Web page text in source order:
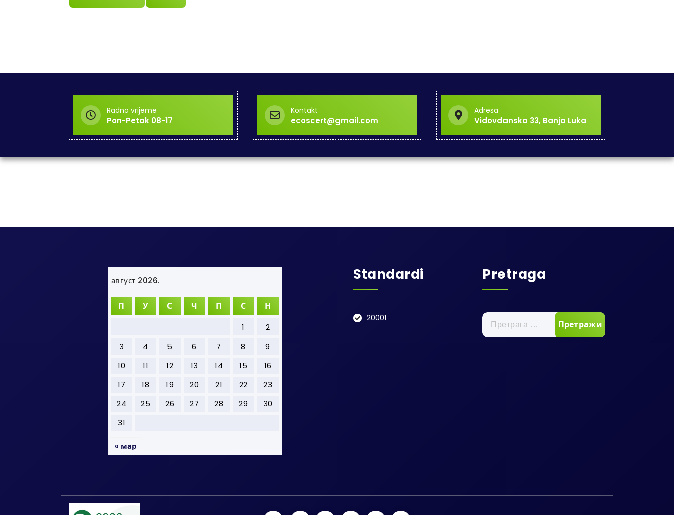
Radno vrijeme
Pon-Petak 08-17
Kontakt
ecoscert@gmail.com
Adresa
Vidovdanska 33, Banja Luka
август 2026.
П У С Ч П С Н
1
2
3
4 5 6 7 8
9
10
11 12 13 14 15
16
17
18 19 20 21 22
23
24
25 26 27 28 29
30
31
« мар
Standardi
20001
Pretraga
Претрага